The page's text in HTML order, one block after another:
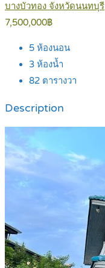
บางบัวทอง จังหวัดนนทบุรี
7,500,000฿
5 ห้องนอน
3 ห้องน้ำ
82 ตารางวา
Description